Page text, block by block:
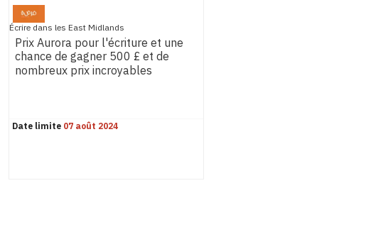
Écrire dans les East Midlands
Prix ​​Aurora pour l'écriture et une
chance de gagner 500 £ et de
nombreux prix incroyables
Date limite 07 août 2024